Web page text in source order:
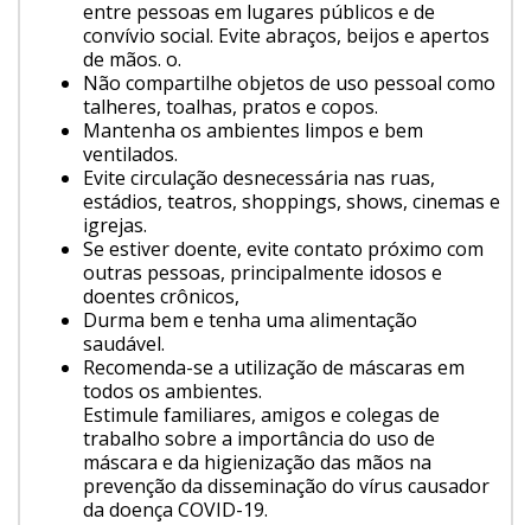
entre pessoas em lugares públicos e de
convívio social. Evite abraços, beijos e apertos
de mãos. o.
Não compartilhe objetos de uso pessoal como
talheres, toalhas, pratos e copos.
Mantenha os ambientes limpos e bem
ventilados.
Evite circulação desnecessária nas ruas,
estádios, teatros, shoppings, shows, cinemas e
igrejas.
Se estiver doente, evite contato próximo com
outras pessoas, principalmente idosos e
doentes crônicos,
Durma bem e tenha uma alimentação
saudável.
Recomenda-se a utilização de máscaras em
todos os ambientes.
Estimule familiares, amigos e colegas de
trabalho sobre a importância do uso de
máscara e da higienização das mãos na
prevenção da disseminação do vírus causador
da doença COVID-19.